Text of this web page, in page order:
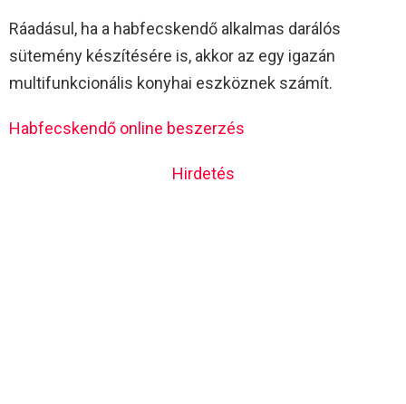
Ráadásul, ha a habfecskendő alkalmas darálós
sütemény készítésére is, akkor az egy igazán
multifunkcionális konyhai eszköznek számít.
Habfecskendő online beszerzés
Hirdetés